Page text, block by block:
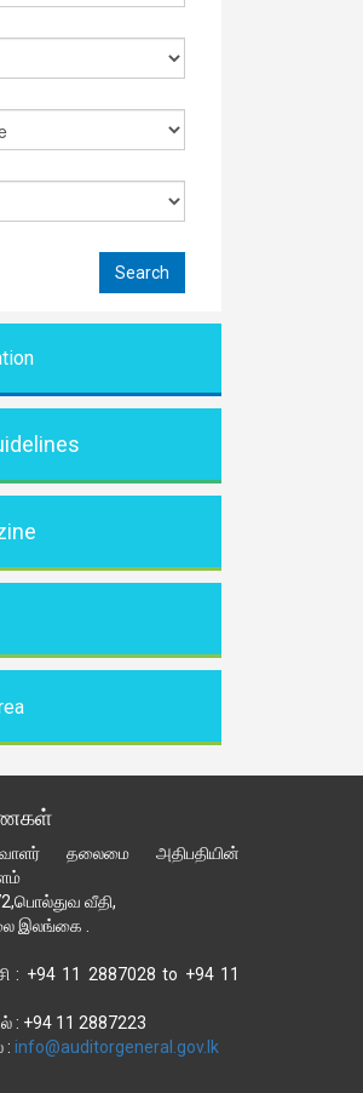
on
தலைமை அதிபதியின்
வீதி,
இலங்கை .
: +94 11 2887028 to +94 11
+94 11 2887223
: